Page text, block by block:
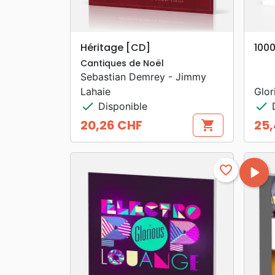
search APERÇU RAPIDE
Héritage [CD]
Cantiques de Noël
Sebastian Demrey - Jimmy
Lahaie
check Disponible
Prix
20,26 CHF shopping_cart
check
Prix
favorite_border play_arrow